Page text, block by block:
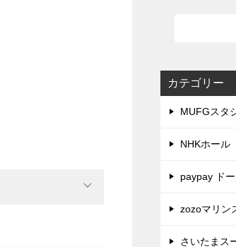
カテゴリー
MUFGスタ
NHKホール
paypay ド
zozoマリン
さいたまス